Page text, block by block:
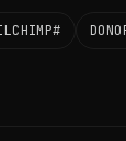
#MAILCHIMP